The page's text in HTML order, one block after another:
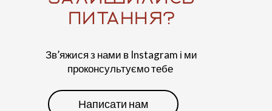
ПИТАННЯ?
Зв’яжися з нами в Instagram і ми
проконсультуємо тебе
Написати нам